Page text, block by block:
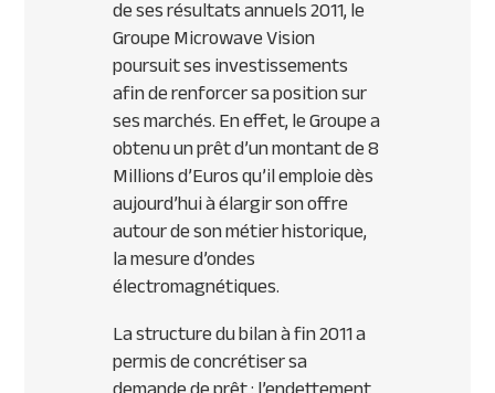
de ses résultats annuels 2011, le
Groupe Microwave Vision
poursuit ses investissements
afin de renforcer sa position sur
ses marchés. En effet, le Groupe a
obtenu un prêt d’un montant de 8
Millions d’Euros qu’il emploie dès
aujourd’hui à élargir son offre
autour de son métier historique,
la mesure d’ondes
électromagnétiques.
La structure du bilan à fin 2011 a
permis de concrétiser sa